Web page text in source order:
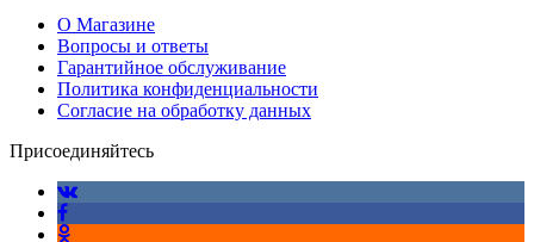
О Магазине
Вопросы и ответы
Гарантийное обслуживание
Политика конфиденциальности
Согласие на обработку данных
Присоединяйтесь